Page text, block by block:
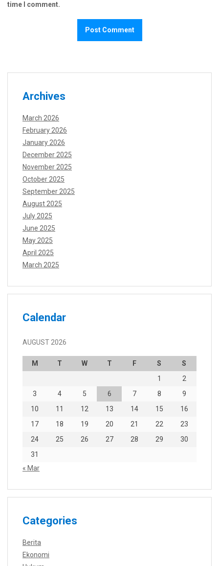
time I comment.
Archives
March 2026
February 2026
January 2026
December 2025
November 2025
October 2025
September 2025
August 2025
July 2025
June 2025
May 2025
April 2025
March 2025
Calendar
AUGUST 2026
M T W T F S
S
1
2
3
4 5 6 7 8
9
10
11 12 13 14 15
16
17
18 19 20 21 22
23
24
25 26 27 28 29
30
31
« Mar
Categories
Berita
Ekonomi